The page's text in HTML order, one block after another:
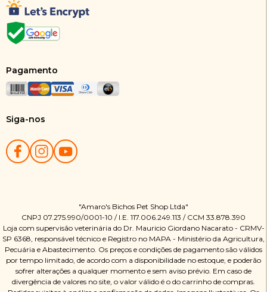
Pagamento
Siga-nos
"Amaro's Bichos Pet Shop Ltda"
CNPJ 07.275.990/0001-10 / I.E. 117.006.249.113 / CCM 33.878.390
Loja com supervisão veterinária do Dr. Mauricio Giordano Nacarato - CRMV-
SP 6368, responsável técnico e Registro no MAPA - Ministério da Agricultura,
Pecuária e Abastecimento. Os preços e condições de pagamento são válidos
por tempo limitado, de acordo com a disponibilidade no estoque, e poderão
sofrer alterações a qualquer momento e sem aviso prévio. Em caso de
divergência de valores no site, o valor válido é o do carrinho de compras.